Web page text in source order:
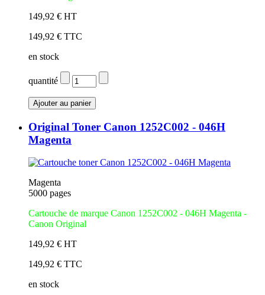
149,92 € HT
149,92 € TTC
en stock
quantité
Original Toner Canon 1252C002 - 046H
Magenta
Magenta
5000 pages
Cartouche de marque Canon 1252C002 - 046H Magenta -
Canon Original
149,92 € HT
149,92 € TTC
en stock